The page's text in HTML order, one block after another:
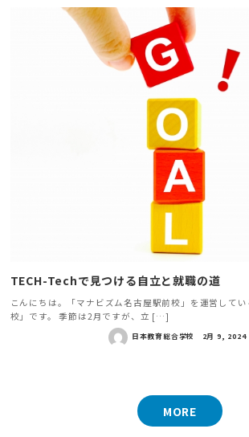
TECH-Techで見つける自立と就職の道
こんにちは。「マナビズム名古屋駅前校」を運営して
校」です。 季節は2月ですが、立 […]
日本教育総合学校 2月 9, 2024
MORE